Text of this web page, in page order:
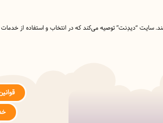
سایت “دیدِنت” توصیه می‌کند که در انتخاب و استفاده از